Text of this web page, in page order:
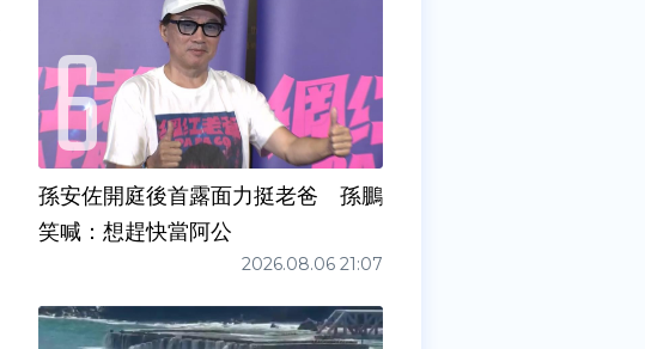
孫安佐開庭後首露面力挺老爸 孫鵬
笑喊：想趕快當阿公
2026.08.06 21:07